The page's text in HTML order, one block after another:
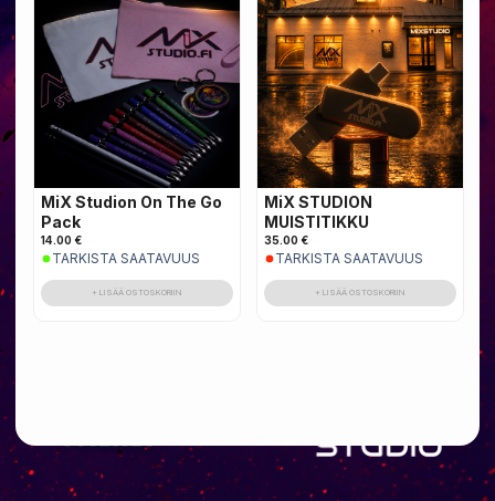
MiX Studion On The Go
Pack
14.00 €
TARKISTA SAATAVUUS
+ LISÄÄ OSTOSKORIIN
MiX STUDION
MUISTITIKKU
35.00 €
TARKISTA SAATAVUUS
+ LISÄÄ OSTOSKORIIN